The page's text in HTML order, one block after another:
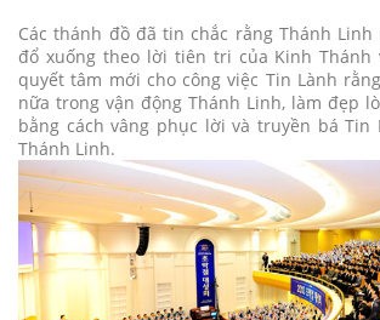
Các thánh đồ đã tin chắc rằng Thánh
đổ xuống theo lời tiên tri của Kinh Thánh
quyết tâm mới cho công việc Tin Lành
nữa trong vận động Thánh Linh, làm đẹp
bằng cách vâng phục lời và truyền bá Tin
Thánh Linh.